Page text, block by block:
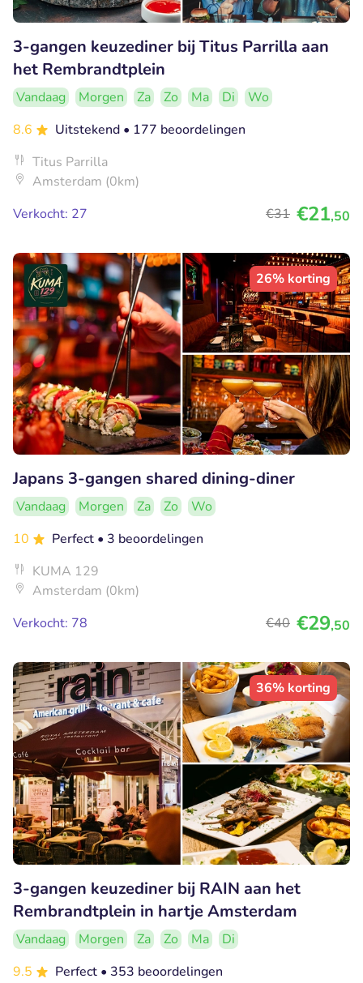
3-gangen keuzediner bij Titus Parrilla aan
het Rembrandtplein
Vandaag Morgen Za Zo Ma Di
Wo
8.6
Uitstekend • 177 beoordelingen
Titus Parrilla
Amsterdam (0km)
Verkocht: 27
€31 €21,50
26% korting
Japans 3-gangen shared dining-diner
Vandaag Morgen Za Zo
Wo
10
Perfect • 3 beoordelingen
KUMA 129
Amsterdam (0km)
Verkocht: 78
€40 €29,50
36% korting
3-gangen keuzediner bij RAIN aan het
Rembrandtplein in hartje Amsterdam
Vandaag Morgen Za Zo Ma
Di
9.5
Perfect • 353 beoordelingen